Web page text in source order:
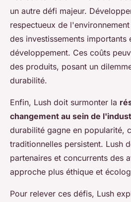
un autre défi majeur.
respectueux de
des investissements importants
développement. Ces coûts
des produits, posant un
durabilité.
Enfin, Lush doit surmonter la
changement au sein de
durabilité gagne en popularité,
traditionnelles persistent. Lush
partenaires et concurrents des
approche plus éthique et
Pour relever ces défis, Lush